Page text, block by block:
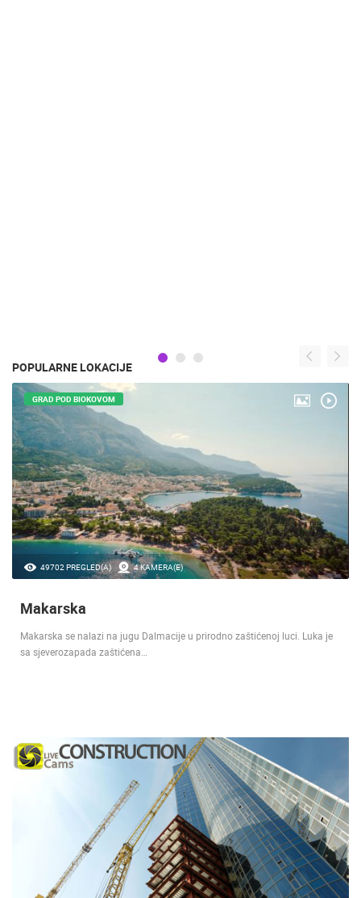
POPULARNE LOKACIJE
49702 PREGLED(A) 4 KAMERA(E)
GRAD POD BIOKOVOM
Makarska
Makarska se nalazi na jugu Dalmacije u prirodno zaštićenoj luci. Luka je
sa sjeverozapada zaštićena…